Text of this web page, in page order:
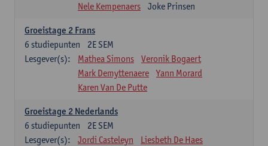
Nele Kempenaers
Joke Prinsen
Groeistage 2 Frans
2E SEM
6 studiepunten
Lesgever(s):
Mathea Simons
Veronik Bogaert
Mark Demyttenaere
Yann Morard
Karen Van De Putte
Groeistage 2 Nederlands
2E SEM
6 studiepunten
Lesgever(s):
Jordi Casteleyn
Liesbeth De Haes